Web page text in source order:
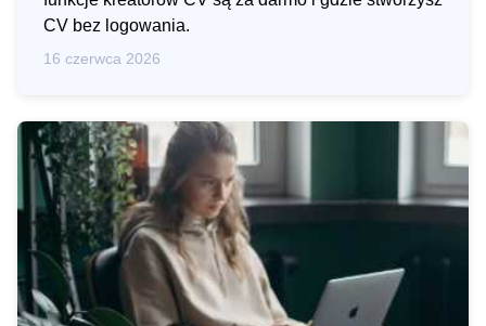
CV bez logowania.
16 czerwca 2026